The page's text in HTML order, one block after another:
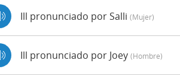
Ill pronunciado por Salli (mujer)
Ill pronunciado por Joey (hombre)